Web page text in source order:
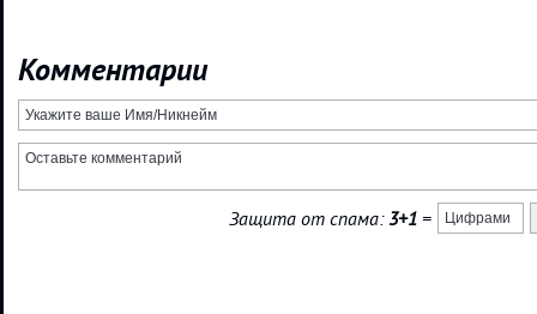
Комментарии
Защита от спама:3+1 =